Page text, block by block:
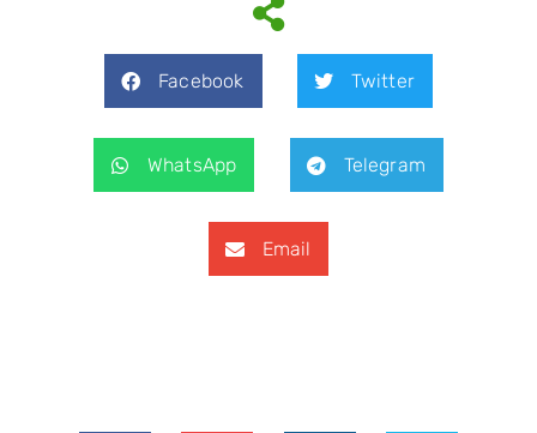
Facebook Twitter
WhatsApp Telegram
Email